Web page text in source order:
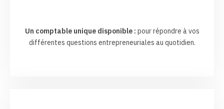
Un comptable unique disponible : pour répondre à vos
différentes questions entrepreneuriales au quotidien.